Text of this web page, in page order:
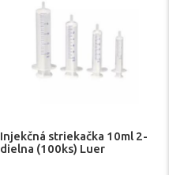
Injekčná striekačka 10ml 2-
dielna (100ks) Luer